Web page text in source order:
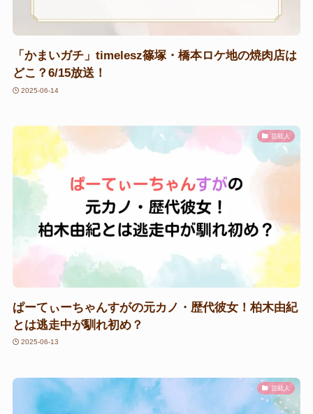
「かまいガチ」timelesz篠塚・橋本ロケ地の焼肉店は
どこ？6/15放送！
2025-06-14
芸能人
ぱーてぃーちゃんすがの元カノ・歴代彼女！柏木由紀
とは逃走中が馴れ初め？
2025-06-13
芸能人